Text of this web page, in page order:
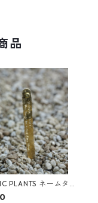
品
PLANTS ネームタグ
本製）